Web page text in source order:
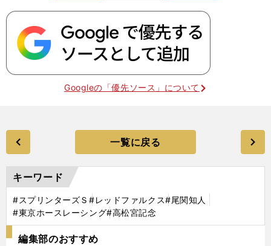
Googleの「優先ソース」について
一覧に戻る
キーワード
#スプリンターズＳ#レッドファルクス#尾関知人
#東京ホースレーシング#高松宮記念
編集部のおすすめ